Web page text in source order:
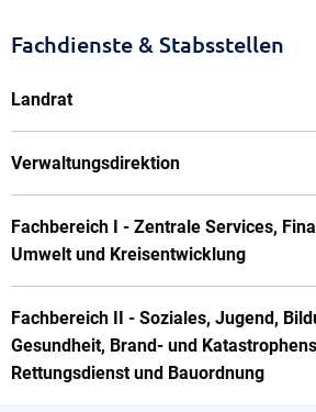
Fachdienste & Stabsstellen
Landrat
Verwaltungsdirektion
Fachbereich I - Zentrale Services,
Umwelt und Kreisentwicklung
Fachbereich II - Soziales, Jugend,
Gesundheit, Brand- und
Rettungsdienst und Bauordnung